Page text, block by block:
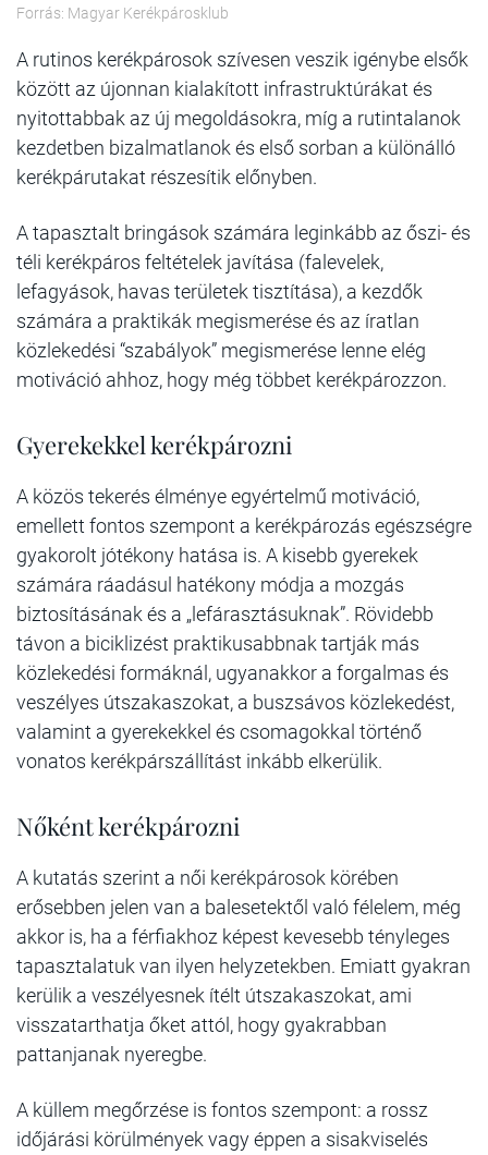
Forrás: Magyar Kerékpárosklub
A rutinos kerékpárosok szívesen veszik igénybe elsők
között az újonnan kialakított infrastruktúrákat és
nyitottabbak az új megoldásokra, míg a rutintalanok
kezdetben bizalmatlanok és első sorban a különálló
kerékpárutakat részesítik előnyben.
A tapasztalt bringások számára leginkább az őszi- és
téli kerékpáros feltételek javítása (falevelek,
lefagyások, havas területek tisztítása), a kezdők
számára a praktikák megismerése és az íratlan
közlekedési “szabályok” megismerése lenne elég
motiváció ahhoz, hogy még többet kerékpározzon.
Gyerekekkel kerékpározni
A közös tekerés élménye egyértelmű motiváció,
emellett fontos szempont a kerékpározás egészségre
gyakorolt jótékony hatása is. A kisebb gyerekek
számára ráadásul hatékony módja a mozgás
biztosításának és a „lefárasztásuknak”. Rövidebb
távon a biciklizést praktikusabbnak tartják más
közlekedési formáknál, ugyanakkor a forgalmas és
veszélyes útszakaszokat, a buszsávos közlekedést,
valamint a gyerekekkel és csomagokkal történő
vonatos kerékpárszállítást inkább elkerülik.
Nőként kerékpározni
A kutatás szerint a női kerékpárosok körében
erősebben jelen van a balesetektől való félelem, még
akkor is, ha a férfiakhoz képest kevesebb tényleges
tapasztalatuk van ilyen helyzetekben. Emiatt gyakran
kerülik a veszélyesnek ítélt útszakaszokat, ami
visszatarthatja őket attól, hogy gyakrabban
pattanjanak nyeregbe.
A küllem megőrzése is fontos szempont: a rossz
időjárási körülmények vagy éppen a sisakviselés